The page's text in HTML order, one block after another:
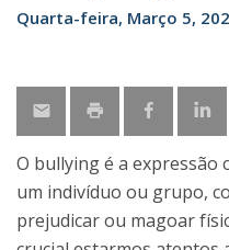
Quarta-feira, Março 5,
O bullying é a expressão
um indivíduo ou grupo,
prejudicar ou magoar